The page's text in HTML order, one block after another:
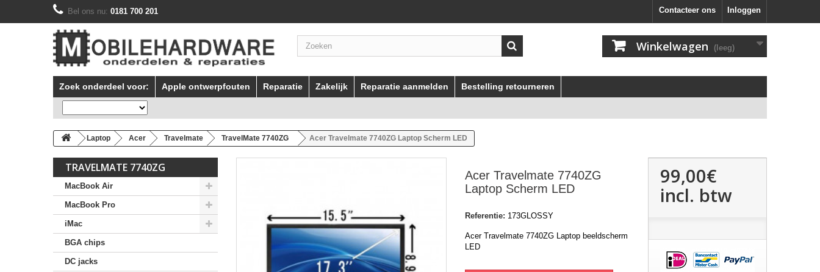
Inloggen
Contacteer ons
Bel ons nu: 0181 700 201
Winkelwagen (leeg)
Zoek onderdeel voor: Apple ontwerpfouten Reparatie Zakelijk Reparatie aanmelden Bestelling retourneren
Laptop Acer Travelmate TravelMate 7740ZG Acer Travelmate 7740ZG Laptop Scherm LED
TRAVELMATE 7740ZG
MacBook Air
MacBook Pro
iMac
BGA chips
DC jacks
Acer Travelmate 7740ZG
Laptop Scherm LED
Referentie: 173GLOSSY
Acer Travelmate 7740ZG Laptop beeldscherm
LED
99,00€
incl. btw